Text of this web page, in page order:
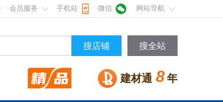
会员服务 手机站 微信 网站导航
搜店铺 搜全站
建材通 8 年